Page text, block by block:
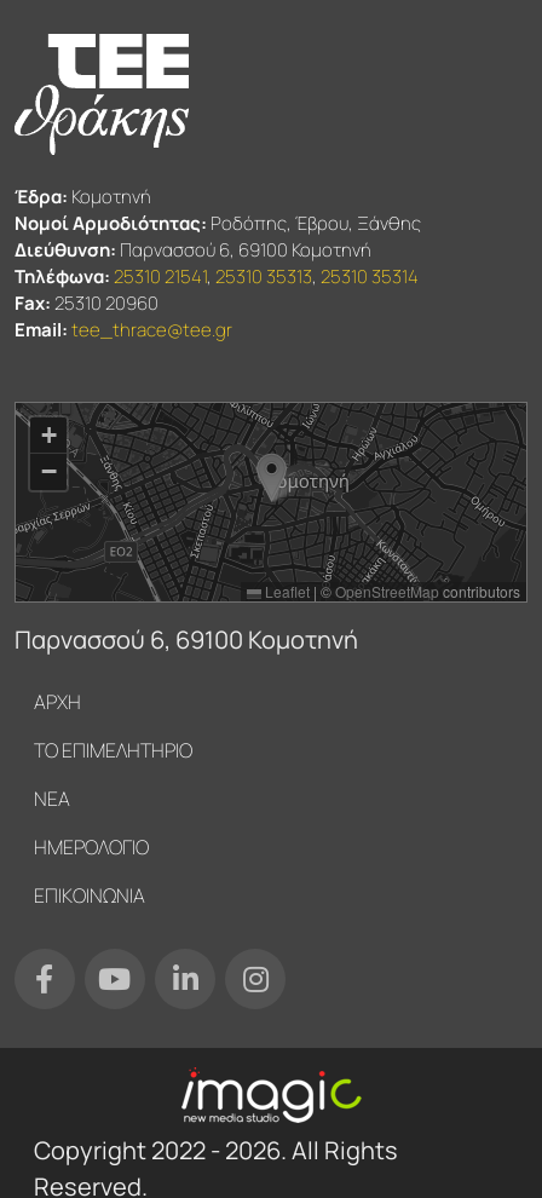
Έδρα: Κομοτηνή
Νομοί Αρμοδιότητας: Ροδόπης, Έβρου, Ξάνθης
Διεύθυνση: Παρνασσού 6, 69100 Κομοτηνή
Τηλέφωνα:25310 21541,25310 35313,25310 35314
Fax:25310 20960
Email:tee_thrace@tee.gr
Υποσέλιδο
ΑΡΧΗ
ΤΟ ΕΠΙΜΕΛΗΤΗΡΙΟ
ΝΕΑ
ΗΜΕΡΟΛΟΓΙΟ
ΕΠΙΚΟΙΝΩΝΙΑ
+
−
Leaflet | ©OpenStreetMap contributors
Παρνασσού 6, 69100 Κομοτηνή
Copyright 2022 - 2026. All Rights
Reserved.